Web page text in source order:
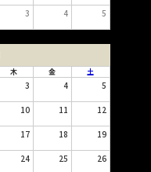
3 4 5
木 金 土
3 4 5
10 11 12
17 18 19
24 25 26